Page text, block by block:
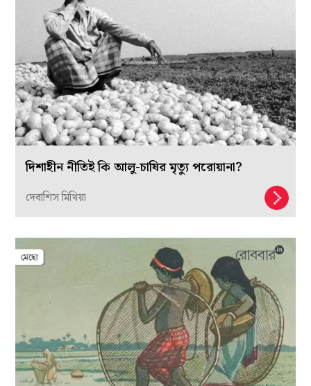
দিশাহীন নীতিই কি আলু-চাষির মৃত্যু পরোয়ানা?
দেবাশিস মিথিয়া